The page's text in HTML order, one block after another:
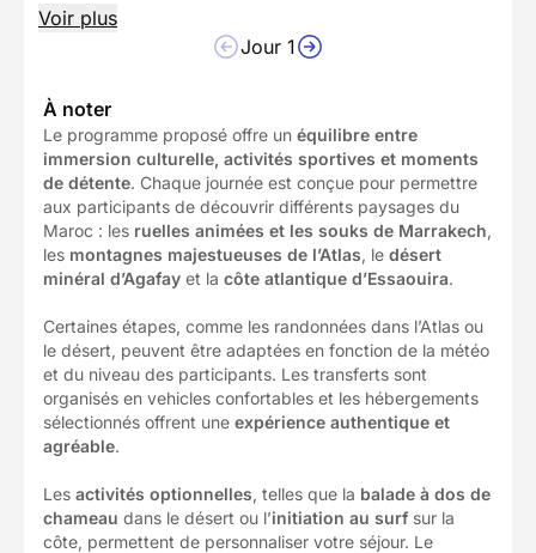
Voir plus
Jour 1
À noter
Le programme proposé offre un équilibre entre
immersion culturelle, activités sportives et moments
de détente. Chaque journée est conçue pour permettre
aux participants de découvrir différents paysages du
Maroc : les ruelles animées et les souks de Marrakech,
les montagnes majestueuses de l’Atlas, le désert
minéral d’Agafay et la côte atlantique d’Essaouira.
Certaines étapes, comme les randonnées dans l’Atlas ou
le désert, peuvent être adaptées en fonction de la météo
et du niveau des participants. Les transferts sont
organisés en vehicles confortables et les hébergements
sélectionnés offrent une expérience authentique et
agréable.
Les activités optionnelles, telles que la balade à dos de
chameau dans le désert ou l’initiation au surf sur la
côte, permettent de personnaliser votre séjour. Le